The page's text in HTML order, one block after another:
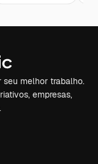
melhor trabalho.
empresas,